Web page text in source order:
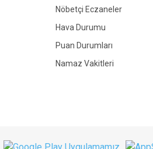
Nöbetçi Eczaneler
Hava Durumu
Puan Durumları
Namaz Vakitleri